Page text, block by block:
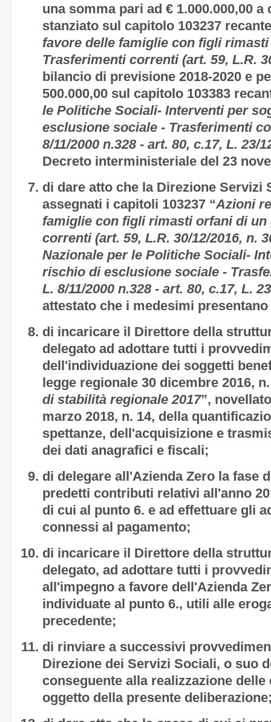
una somma pari ad € 1.000.000,00
stanziato sul capitolo 103237
favore delle famiglie con figli
Trasferimenti correnti (art. 59, L.R.
bilancio di previsione 2018-2020 e
500.000,00 sul capitolo 103383
le Politiche Sociali- Interventi per
esclusione sociale - Trasferimenti
8/11/2000 n.328 - art. 80, c.17, L. 23/
Decreto interministeriale del 23
di dare atto che la Direzione Servizi
assegnati i capitoli 103237 “Azioni
famiglie con figli rimasti orfani di
correnti (art. 59, L.R. 30/12/2016, n.
Nazionale per le Politiche Sociali-
rischio di esclusione sociale -
L. 8/11/2000 n.328 - art. 80, c.17, L.
attestato che i medesimi
di incaricare il Direttore della
delegato ad adottare tutti i
dell'individuazione dei soggetti
legge regionale 30 dicembre 2016,
di stabilità regionale 2017”,
marzo 2018, n. 14, della
spettanze, dell'acquisizione e
dei dati anagrafici e fiscali;
di delegare all'Azienda Zero la fase
predetti contributi relativi all'anno
di cui al punto 6. e ad effettuare gli
connessi al pagamento;
di incaricare il Direttore della
delegato, ad adottare tutti i
all'impegno a favore dell'Azienda
individuate al punto 6., utili alle
precedente;
di rinviare a successivi
Direzione dei Servizi Sociali, o suo
conseguente alla realizzazione
oggetto della presente